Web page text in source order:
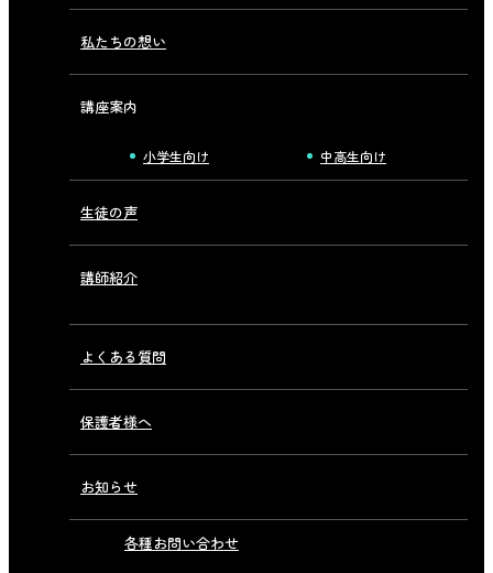
私たちの想い
講座案内
小学生向け 中高生向け
生徒の声
講師紹介
よくある質問
保護者様へ
お知らせ
各種お問い合わせ